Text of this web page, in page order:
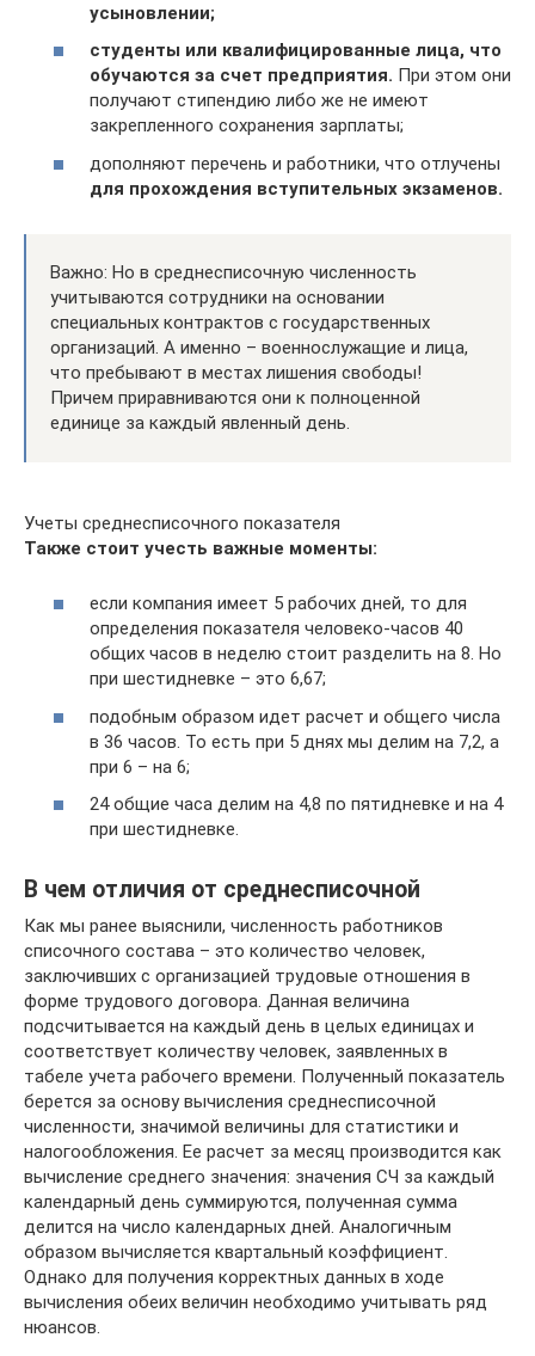
усыновлении;
студенты или квалифицированные лица, что
обучаются за счет предприятия. При этом они
получают стипендию либо же не имеют
закрепленного сохранения зарплаты;
дополняют перечень и работники, что отлучены
для прохождения вступительных экзаменов.
Важно: Но в среднесписочную численность
учитываются сотрудники на основании
специальных контрактов с государственных
организаций. А именно – военнослужащие и лица,
что пребывают в местах лишения свободы!
Причем приравниваются они к полноценной
единице за каждый явленный день.
Учеты среднесписочного показателя
Также стоит учесть важные моменты:
если компания имеет 5 рабочих дней, то для
определения показателя человеко-часов 40
общих часов в неделю стоит разделить на 8. Но
при шестидневке – это 6,67;
подобным образом идет расчет и общего числа
в 36 часов. То есть при 5 днях мы делим на 7,2, а
при 6 – на 6;
24 общие часа делим на 4,8 по пятидневке и на 4
при шестидневке.
В чем отличия от среднесписочной
Как мы ранее выяснили, численность работников
списочного состава – это количество человек,
заключивших с организацией трудовые отношения в
форме трудового договора. Данная величина
подсчитывается на каждый день в целых единицах и
соответствует количеству человек, заявленных в
табеле учета рабочего времени. Полученный показатель
берется за основу вычисления среднесписочной
численности, значимой величины для статистики и
налогообложения. Ее расчет за месяц производится как
вычисление среднего значения: значения СЧ за каждый
календарный день суммируются, полученная сумма
делится на число календарных дней. Аналогичным
образом вычисляется квартальный коэффициент.
Однако для получения корректных данных в ходе
вычисления обеих величин необходимо учитывать ряд
нюансов.